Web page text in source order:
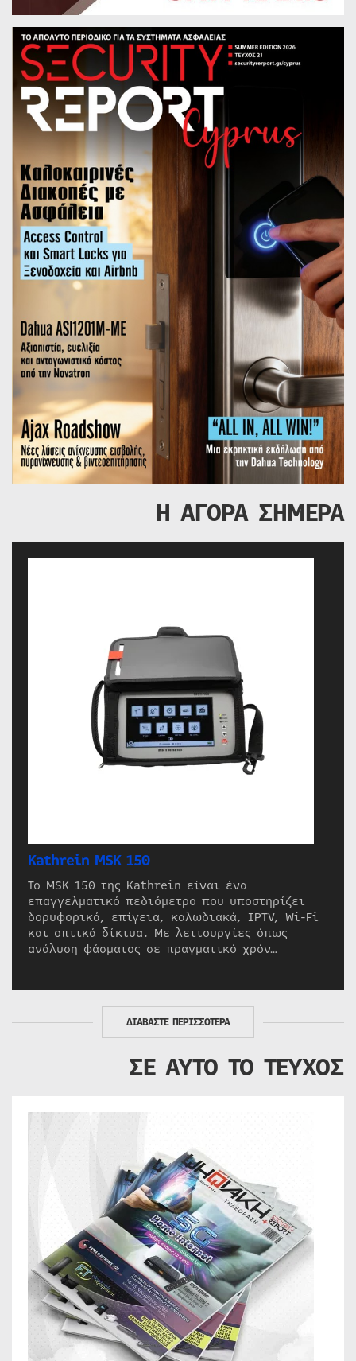
Η ΑΓΟΡΑ ΣΗΜΕΡΑ
Kathrein MSK 150
Το MSK 150 της Kathrein είναι ένα
επαγγελματικό πεδιόμετρο που υποστηρίζει
δορυφορικά, επίγεια, καλωδιακά, IPTV, Wi-Fi
και οπτικά δίκτυα. Με λειτουργίες όπως
ανάλυση φάσματος σε πραγματικό χρόν…
ΔΙΑΒΑΣΤΕ ΠΕΡΙΣΣΟΤΕΡΑ
ΣΕ ΑΥΤΟ ΤΟ ΤΕΥΧΟΣ